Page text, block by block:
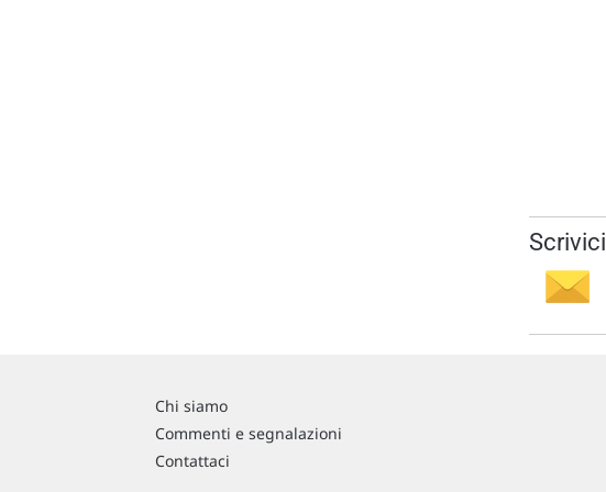
Scrivici
Chi siamo
Commenti e segnalazioni
Contattaci